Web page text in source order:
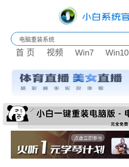
首 页 视频 Win7 Win10